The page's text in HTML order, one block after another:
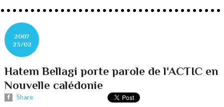
2007
23/02
Hatem Bellagi porte parole de l'ACTIC en
Nouvelle calédonie
Share